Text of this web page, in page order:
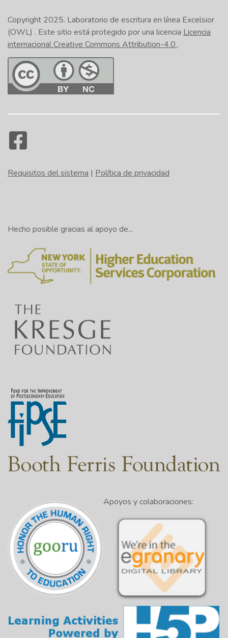
Copyright 2025. Laboratorio de escritura en línea Excelsior
(OWL) . Este sitio está protegido por una licencia Licencia
internacional Creative Commons Attribution-4.0 .
Requisitos del sistema | Política de privacidad
Hecho posible gracias al apoyo de...
Apoyos y colaboraciones: